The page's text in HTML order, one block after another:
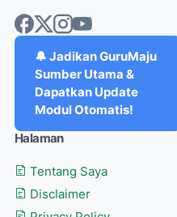
🔔 Jadikan GuruMaju
Sumber Utama &
Dapatkan Update
Modul Otomatis!
Halaman
Tentang Saya
Disclaimer